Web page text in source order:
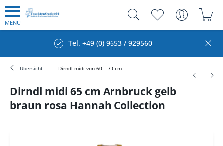
MENÜ
Tel. +49 (0) 9653 / 929560
Übersicht Dirndl midi von 60 – 70 cm
Dirndl midi 65 cm Arnbruck gelb
braun rosa Hannah Collection